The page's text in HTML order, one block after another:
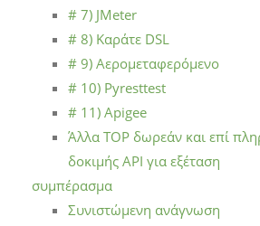
# 7) JMeter
# 8) Καράτε DSL
# 9) Αερομεταφερόμενο
# 10) Pyresttest
# 11) Apigee
Άλλα TOP δωρεάν και επί
δοκιμής API για εξέταση
συμπέρασμα
Συνιστώμενη ανάγνωση